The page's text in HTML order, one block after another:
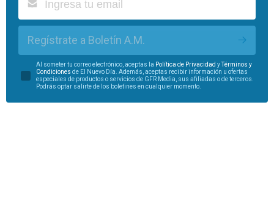
Regístrate a Boletín A.M.
Al someter tu correo electrónico, aceptas la Política de Privacidad yTérminos y
Condiciones de El Nuevo Día. Además, aceptas recibir información u ofertas
especiales de productos o servicios de GFR Media, sus afiliadas o de terceros.
Podrás optar salirte de los boletines en cualquier momento.